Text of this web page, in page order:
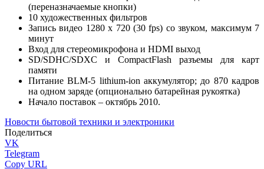
(переназначаемые кнопки)
10 художественных фильтров
Запись видео 1280 x 720 (30 fps) со звуком, максимум 7
минут
Вход для стереомикрофона и HDMI выход
SD/SDHC/SDXC и CompactFlash разъемы для карт
памяти
Питание BLM-5 lithium-ion аккумулятор; до 870 кадров
на одном заряде (опционально батарейная рукоятка)
Начало поставок – октябрь 2010.
Новости бытовой техники и электроники
Поделиться
VK
Telegram
Copy URL